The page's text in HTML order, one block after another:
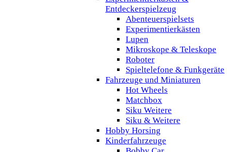
Entdeckerspielzeug
Abenteuerspielsets
Experimentierkästen
Lupen
Mikroskope & Teleskope
Roboter
Spieltelefone & Funkgeräte
Fahrzeuge und Miniaturen
Hot Wheels
Matchbox
Siku Weitere
Siku & Weitere
Hobby Horsing
Kinderfahrzeuge